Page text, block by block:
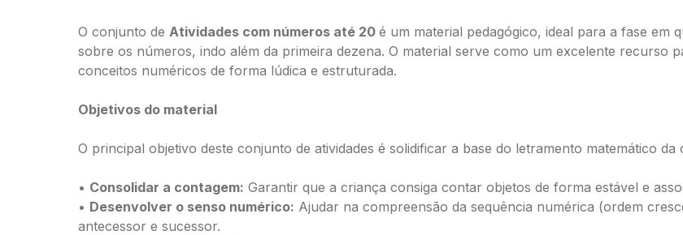
O conjunto de Atividades com números até 20 é um material pedagógico, ideal para a fase em
sobre os números, indo além da primeira dezena. O material serve como um excelente recurso
conceitos numéricos de forma lúdica e estruturada.
Objetivos do material
O principal objetivo deste conjunto de atividades é solidificar a base do letramento matemático
• Consolidar a contagem: Garantir que a criança consiga contar objetos de forma estável e
• Desenvolver o senso numérico: Ajudar na compreensão da sequência numérica (ordem
antecessor e sucessor.